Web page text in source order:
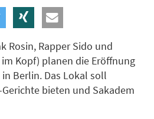
Rosin, Rapper Sido und
Kopf) planen die Eröffnung
Berlin. Das Lokal soll
bieten und Sakadem